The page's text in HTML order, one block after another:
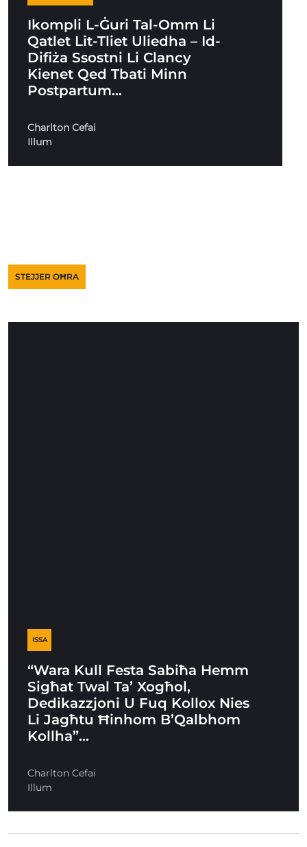
Ikompli L-Ġuri Tal-Omm Li
Qatlet Lit-Tliet Uliedha – Id-
Difiża Ssostni Li Clancy
Kienet Qed Tbati Minn
Postpartum…
Charlton Cefai
Illum
STEJJER OĦRA
ISSA
“Wara Kull Festa Sabiħa Hemm
Sigħat Twal Ta’ Xogħol,
Dedikazzjoni U Fuq Kollox Nies
Li Jagħtu Ħinhom B’Qalbhom
Kollha”…
Charlton Cefai
Illum